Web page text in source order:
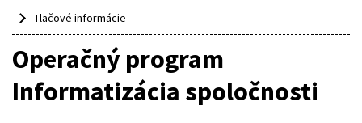
Tlačové informácie
Operačný program
Informatizácia spoločnosti